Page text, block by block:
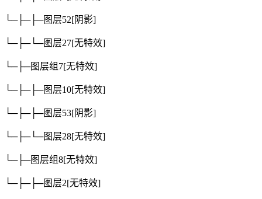
└─├─├─图层52[阴影]
└─├─└─图层27[无特效]
└─├─图层组7[无特效]
└─├─├─图层10[无特效]
└─├─├─图层53[阴影]
└─├─└─图层28[无特效]
└─├─图层组8[无特效]
└─├─├─图层2[无特效]